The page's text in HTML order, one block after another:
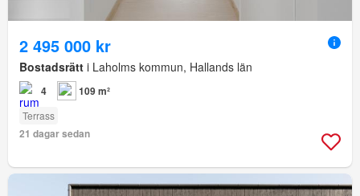
2 495 000 kr
Bostadsrätt i Laholms kommun, Hallands län
4 109 m²
Terrass
21 dagar sedan